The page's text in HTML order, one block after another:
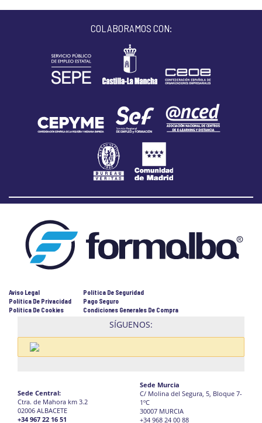
COLABORAMOS CON:
Aviso Legal
Política De Privacidad
Política De Cookies
Política De Seguridad
Pago Seguro
Condiciones Generales De Compra
SÍGUENOS:
Sede Central:
Ctra. de Mahora km 3.2
02006 ALBACETE
+34 967 22 16 51
Sede Murcia
C/ Molina del Segura, 5, Bloque 7-
1ºC
30007 MURCIA
+34 968 24 00 88